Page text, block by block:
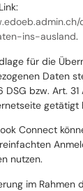
ins-ausland.
für die
Daten
DSG bzw. Art.
getätigt
Connect
nutzen.
im Rahmen